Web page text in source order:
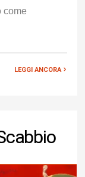
come
LEGGI ANCORA